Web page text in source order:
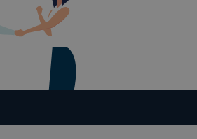
előfordulhat,
teljes körű